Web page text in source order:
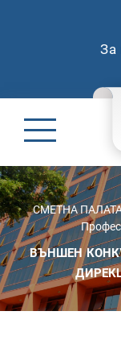
За
СМЕТНА
ВЪНШЕН